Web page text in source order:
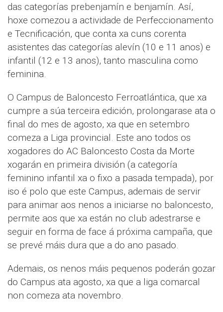
das categorías prebenjamín e benjamín. Así,
hoxe comezou a actividade de Perfeccionamento
e Tecnificación, que conta xa cuns corenta
asistentes das categorías alevín (10 e 11 anos) e
infantil (12 e 13 anos), tanto masculina como
feminina.
O Campus de Baloncesto Ferroatlántica, que xa
cumpre a súa terceira edición, prolongarase ata o
final do mes de agosto, xa que en setembro
comeza a Liga provincial. Este ano todos os
xogadores do AC Baloncesto Costa da Morte
xogarán en primeira división (a categoría
feminino infantil xa o fixo a pasada tempada), por
iso é polo que este Campus, ademais de servir
para animar aos nenos a iniciarse no baloncesto,
permite aos que xa están no club adestrarse e
seguir en forma de face á próxima campaña, que
se prevé máis dura que a do ano pasado.
Ademais, os nenos máis pequenos poderán gozar
do Campus ata agosto, xa que a liga comarcal
non comeza ata novembro.